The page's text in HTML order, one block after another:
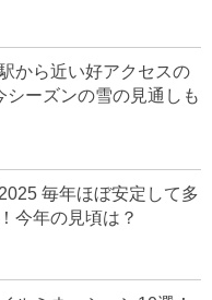
から近い好アクセスの
ーズンの雪の見通しも
毎年ほぼ安定して多
今年の見頃は？